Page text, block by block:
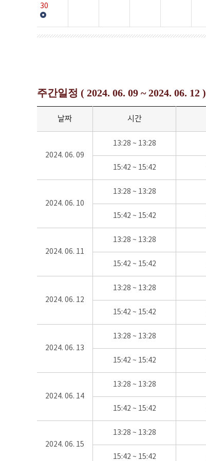
30
주간일정 ( 2024. 06. 09 ~ 2024. 06. 12 )
날짜 시간
2024. 06. 09
13:28 ~ 13:28
15:42 ~ 15:42
2024. 06. 10
13:28 ~ 13:28
15:42 ~ 15:42
2024. 06. 11
13:28 ~ 13:28
15:42 ~ 15:42
2024. 06. 12
13:28 ~ 13:28
15:42 ~ 15:42
2024. 06. 13
13:28 ~ 13:28
15:42 ~ 15:42
2024. 06. 14
13:28 ~ 13:28
15:42 ~ 15:42
2024. 06. 15
13:28 ~ 13:28
15:42 ~ 15:42